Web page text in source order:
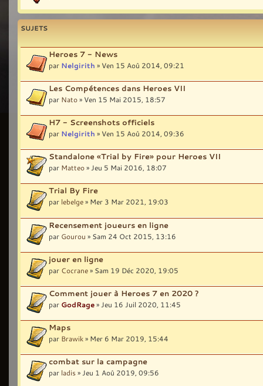
SUJETS
Heroes 7 - News
par Nelgirith » Ven 15 Aoû 2014, 09:21
Les Compétences dans Heroes VII
par Nato» Ven 15 Mai 2015, 18:57
H7 - Screenshots officiels
par Nelgirith » Ven 15 Aoû 2014, 09:36
Standalone «Trial by Fire» pour Heroes VII
par Matteo» Jeu 5 Mai 2016, 18:07
Trial By Fire
par lebelge» Mer 3 Mar 2021, 19:03
Recensement joueurs en ligne
par Gourou » Sam 24 Oct 2015, 13:16
jouer en ligne
par Cocrane» Sam 19 Déc 2020, 19:05
Comment jouer à Heroes 7 en 2020 ?
par GodRage» Jeu 16 Juil 2020, 11:45
Maps
par Brawik» Mer 6 Mar 2019, 15:44
combat sur la campagne
par ladis» Jeu 1 Aoû 2019, 09:56